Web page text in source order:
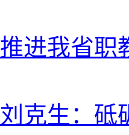
推进我省职
刘克生：砥